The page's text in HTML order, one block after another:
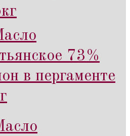
73%
в пергаменте